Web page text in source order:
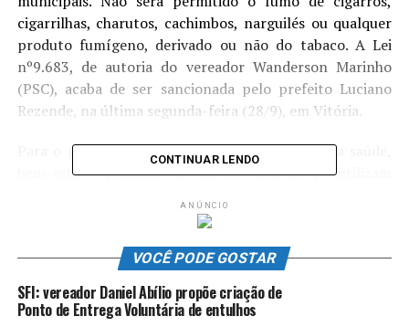
cigarrilhas, charutos, cachimbos, narguilés ou qualquer
produto fumígeno, derivado ou não do tabaco. A Lei
nº9.683, de autoria do vereador Wanderson Marinho
(PSC), acaba de ser sancionada pelo prefeito Luciano
Rezende, na última segunda-feira (28/9), em Vitória.
Para o parlamentar, a Lei visa à preservação da saúde,
bem-estar e qualidade de vida dos usuários que utilizam
atividades físicas, encontros em famílias e lazer. “Só
chegue às crianças e pessoas que utilizam esses espaços,
causando incômodos e possíveis doenças respiratórias”,
afirma Wanderson Marinho (PSC).
CONTINUAR LENDO
ANÚNCIO
VOCÊ PODE GOSTAR
SFI: vereador Daniel Abílio propõe criação de
Ponto de Entrega Voluntária de entulhos